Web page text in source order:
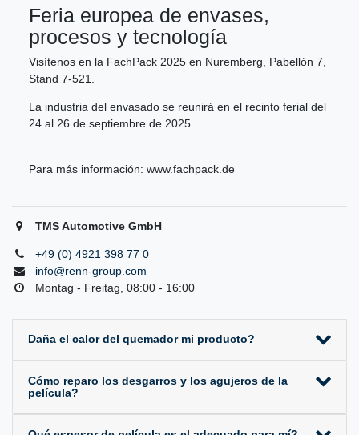
Feria europea de envases,
procesos y tecnología
Visítenos en la FachPack 2025 en Nuremberg, Pabellón 7,
Stand 7-521.
La industria del envasado se reunirá en el recinto ferial del
24 al 26 de septiembre de 2025.
Para más información: www.fachpack.de
TMS Automotive GmbH
+49 (0) 4921 398 77 0
info@renn-group.com
Montag - Freitag, 08:00 - 16:00
Daña el calor del quemador mi producto?
Cómo reparo los desgarros y los agujeros de la
película?